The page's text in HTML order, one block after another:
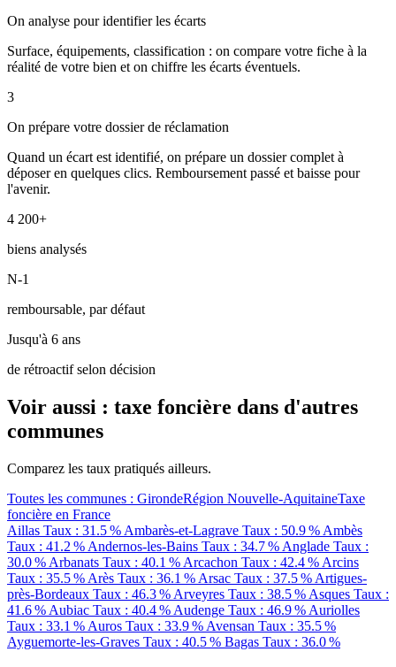
On analyse pour identifier les écarts
Surface, équipements, classification : on compare votre fiche à la
réalité de votre bien et on chiffre les écarts éventuels.
3
On prépare votre dossier de réclamation
Quand un écart est identifié, on prépare un dossier complet à
déposer en quelques clics. Remboursement passé et baisse pour
l'avenir.
4 200+
biens analysés
N-1
remboursable, par défaut
Jusqu'à 6 ans
de rétroactif selon décision
Voir aussi : taxe foncière dans d'autres
communes
Comparez les taux pratiqués ailleurs.
Toutes les communes : GirondeRégion Nouvelle-AquitaineTaxe
foncière en France
Aillas Taux : 31.5 % Ambarès-et-Lagrave Taux : 50.9 % Ambès
Taux : 41.2 % Andernos-les-Bains Taux : 34.7 % Anglade Taux :
30.0 % Arbanats Taux : 40.1 % Arcachon Taux : 42.4 % Arcins
Taux : 35.5 % Arès Taux : 36.1 % Arsac Taux : 37.5 % Artigues-
près-Bordeaux Taux : 46.3 % Arveyres Taux : 38.5 % Asques Taux :
41.6 % Aubiac Taux : 40.4 % Audenge Taux : 46.9 % Auriolles
Taux : 33.1 % Auros Taux : 33.9 % Avensan Taux : 35.5 %
Ayguemorte-les-Graves Taux : 40.5 % Bagas Taux : 36.0 %